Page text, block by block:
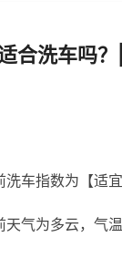
合洗车吗
车指数为【适宜
天气为多云，气